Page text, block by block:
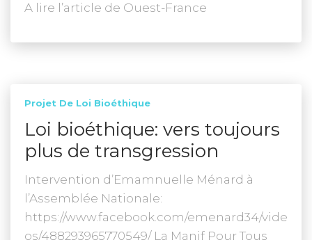
A lire l’article de Ouest-France
Projet De Loi Bioéthique
Loi bioéthique: vers toujours
plus de transgression
Intervention d’Emamnuelle Ménard à
l’Assemblée Nationale:
https://www.facebook.com/emenard34/vide
os/488293965770549/ La Manif Pour Tous